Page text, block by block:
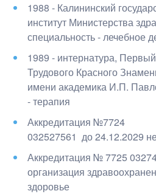
1988 - Калининский
институт Министерства
специальность - лечебное
1989 - интернатура,
Трудового Красного
имени академика И.П.
- терапия
Аккредитация №7724
032527561 до24.12.2029
Аккредитация №7725
организация
здоровье